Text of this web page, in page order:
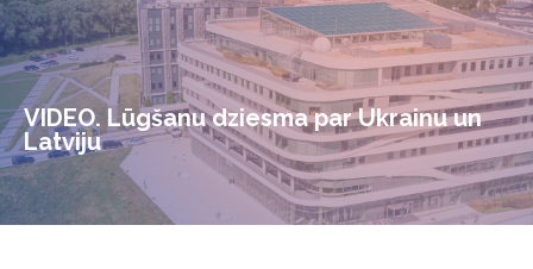
VIDEO. Lūgšanu dziesma par Ukrainu un
Latviju